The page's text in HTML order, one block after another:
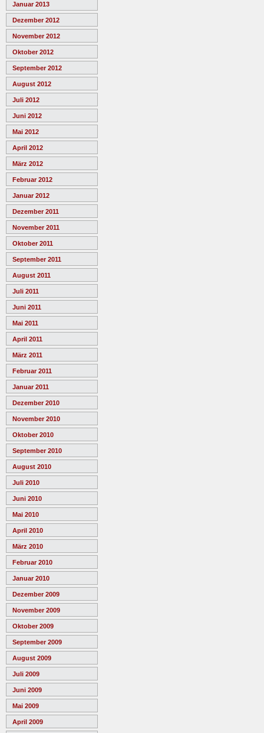
Januar 2013
Dezember 2012
November 2012
Oktober 2012
September 2012
August 2012
Juli 2012
Juni 2012
Mai 2012
April 2012
März 2012
Februar 2012
Januar 2012
Dezember 2011
November 2011
Oktober 2011
September 2011
August 2011
Juli 2011
Juni 2011
Mai 2011
April 2011
März 2011
Februar 2011
Januar 2011
Dezember 2010
November 2010
Oktober 2010
September 2010
August 2010
Juli 2010
Juni 2010
Mai 2010
April 2010
März 2010
Februar 2010
Januar 2010
Dezember 2009
November 2009
Oktober 2009
September 2009
August 2009
Juli 2009
Juni 2009
Mai 2009
April 2009